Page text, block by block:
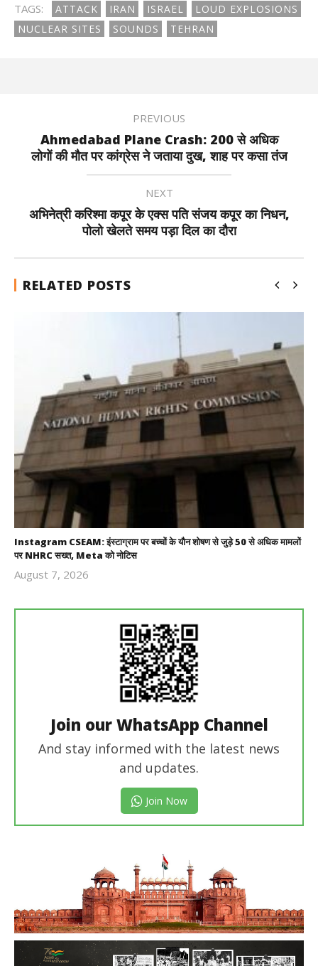
TAGS: ATTACK IRAN ISRAEL
LOUD EXPLOSIONS
NUCLEAR SITES
SOUNDS TEHRAN
PREVIOUS
Ahmedabad Plane Crash: 200 से अधिक
लोगों की मौत पर कांग्रेस ने जताया दुख, शाह पर कसा तंज
NEXT
अभिनेत्री करिश्मा कपूर के एक्स पति संजय कपूर का निधन,
पोलो खेलते समय पड़ा दिल का दौरा
RELATED POSTS
Instagram CSEAM: इंस्टाग्राम पर बच्चों के यौन शोषण से जुड़े 50 से अधिक मामलों
पर NHRC सख्त, Meta को नोटिस
August 7, 2026
Join our WhatsApp Channel
And stay informed with the latest news
and updates.
Join Now